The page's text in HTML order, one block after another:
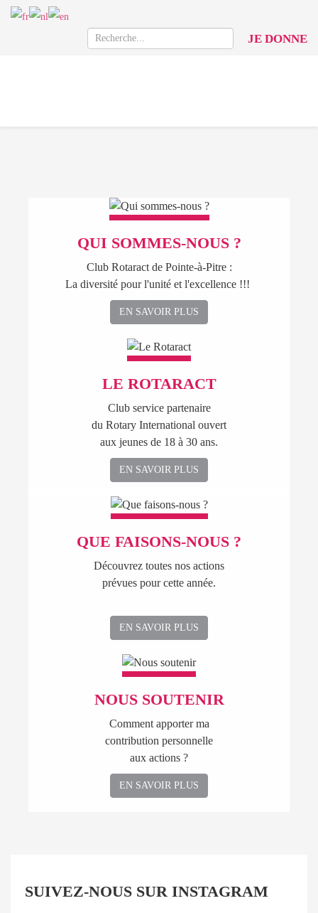
JE DONNE
QUI SOMMES-NOUS ?
Club Rotaract de Pointe-à-Pitre :
La diversité pour l'unité et l'excellence !!!
EN SAVOIR PLUS
LE ROTARACT
Club service partenaire
du Rotary International ouvert
aux jeunes de 18 à 30 ans.
EN SAVOIR PLUS
QUE FAISONS-NOUS ?
Découvrez toutes nos actions
prévues pour cette année.
EN SAVOIR PLUS
NOUS SOUTENIR
Comment apporter ma
contribution personnelle
aux actions ?
EN SAVOIR PLUS
SUIVEZ-NOUS SUR INSTAGRAM